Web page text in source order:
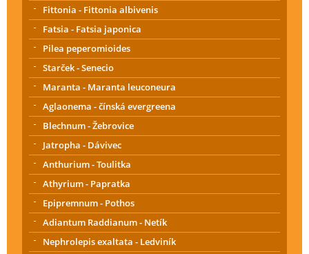
Fittonia - Fittonia albivenis
Fatsia - Fatsia japonica
Pilea peperomioides
Starček - Senecio
Maranta - Maranta leuconeura
Aglaonema - čínská evergreena
Blechnum - Žebrovice
Jatropha - Dávivec
Anthurium - Toulitka
Athyrium - Papratka
Epipremnum - Pothos
Adiantum Raddianum - Netík
Nephrolepis exaltata - Ledviník